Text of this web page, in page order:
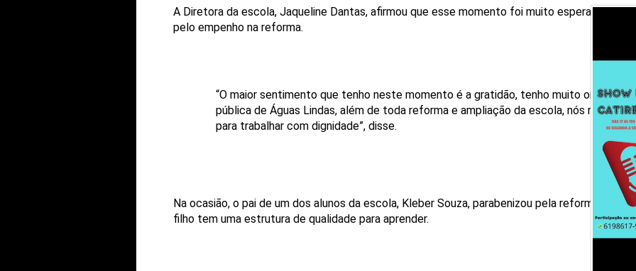
A Diretora da escola, Jaqueline Dantas, afirmou que esse momento foi muito esperado, e
pelo empenho na reforma.
“O maior sentimento que tenho neste momento é a gratidão, tenho muito orgulho
pública de Águas Lindas, além de toda reforma e ampliação da escola, nós
para trabalhar com dignidade”, disse.
Na ocasião, o pai de um dos alunos da escola, Kleber Souza, parabenizou pela reforma e
filho tem uma estrutura de qualidade para aprender.